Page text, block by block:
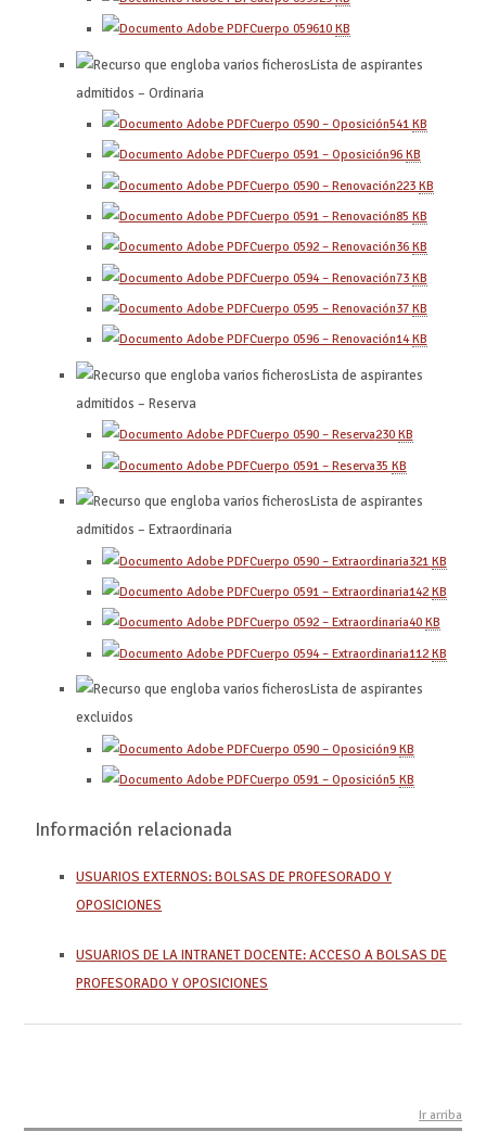
Cuerpo 059610 KB
Lista de aspirantes
admitidos – Ordinaria
Cuerpo 0590 – Oposición541 KB
Cuerpo 0591 – Oposición96 KB
Cuerpo 0590 – Renovación223 KB
Cuerpo 0591 – Renovación85 KB
Cuerpo 0592 – Renovación36 KB
Cuerpo 0594 – Renovación73 KB
Cuerpo 0595 – Renovación37 KB
Cuerpo 0596 – Renovación14KB
Lista de aspirantes
admitidos – Reserva
Cuerpo 0590 – Reserva230 KB
Cuerpo 0591 – Reserva35 KB
Lista de aspirantes
admitidos – Extraordinaria
Cuerpo 0590 – Extraordinaria321 KB
Cuerpo 0591 – Extraordinaria142 KB
Cuerpo 0592 – Extraordinaria40 KB
Cuerpo 0594 – Extraordinaria112 KB
Lista de aspirantes
excluidos
Cuerpo 0590 – Oposición9 KB
Cuerpo 0591 – Oposición5 KB
Información relacionada
USUARIOS EXTERNOS: BOLSAS DE PROFESORADO Y
OPOSICIONES
USUARIOS DE LA INTRANET DOCENTE: ACCESO A BOLSAS DE
PROFESORADO Y OPOSICIONES
Ir arriba